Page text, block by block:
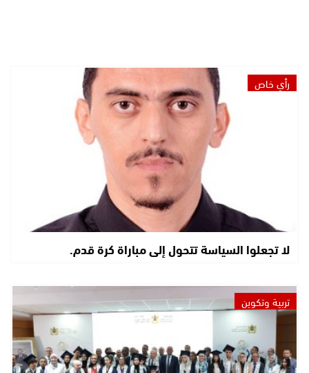
رأي خاص
لا تجعلوا السياسة تتحول إلى مباراة كرة قدم.
تربية وتكوين